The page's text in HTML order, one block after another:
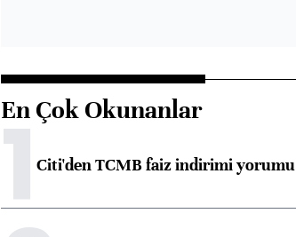
En Çok Okunanlar
1Citi'den TCMB faiz indirimi yorumu